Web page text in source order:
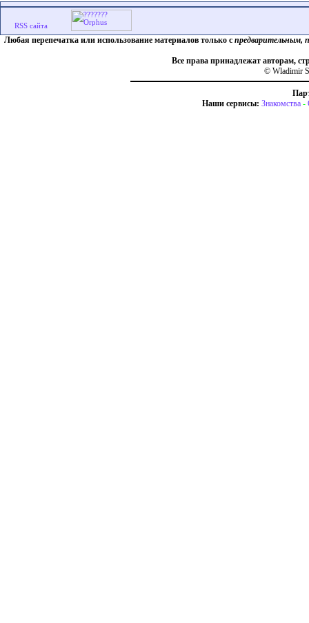
Любая перепечатка или использование материалов только с предварительным,
Все права принадлежат авторам,
© Wladimir
Наши сервисы: Знакомства -